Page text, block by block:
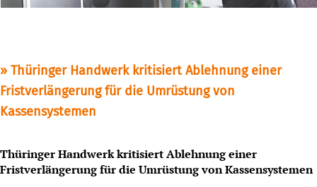
Thüringer Handwerk kritisiert Ablehnung einer
Fristverlängerung für die Umrüstung von
Kassensystemen
Thüringer Handwerk kritisiert Ablehnung einer
Fristverlängerung für die Umrüstung von Kassensystemen